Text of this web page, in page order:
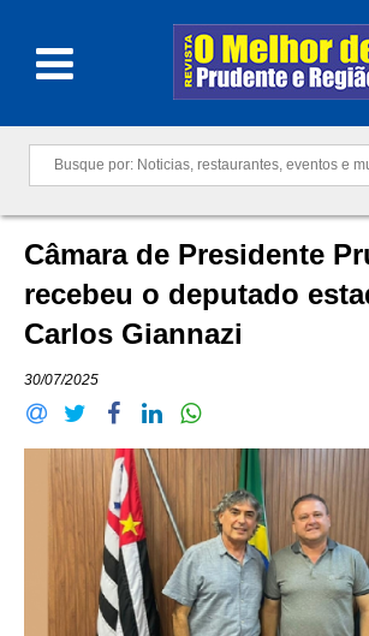
Câmara de Presidente
recebeu o deputado
Carlos Giannazi
30/07/2025